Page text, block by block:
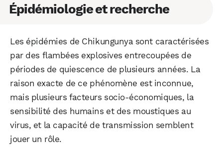
Épidémiologie et recherche
Les épidémies de Chikungunya sont caractérisées
par des flambées explosives entrecoupées de
périodes de quiescence de plusieurs années. La
raison exacte de ce phénomène est inconnue,
mais plusieurs facteurs socio-économiques, la
sensibilité des humains et des moustiques au
virus, et la capacité de transmission semblent
jouer un rôle.